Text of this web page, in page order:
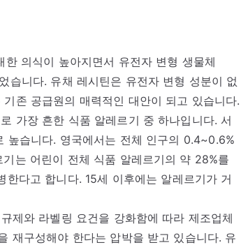
의식이 높아지면서 유전자 변형 생물체
습니다. 유채 레시틴은 유전자 변형 성분이 없
존 공급원의 매력적인 대안이 되고 있습니다.
가장 흔한 식품 알레르기 중 하나입니다. 서
높습니다. 영국에서는 전체 인구의 0.4~0.6%
는 어린이 전체 식품 알레르기의 약 28%를
다고 합니다. 15세 이후에는 알레르기가 거
제와 라벨링 요건을 강화함에 따라 제조업체
재구성해야 한다는 압박을 받고 있습니다. 유